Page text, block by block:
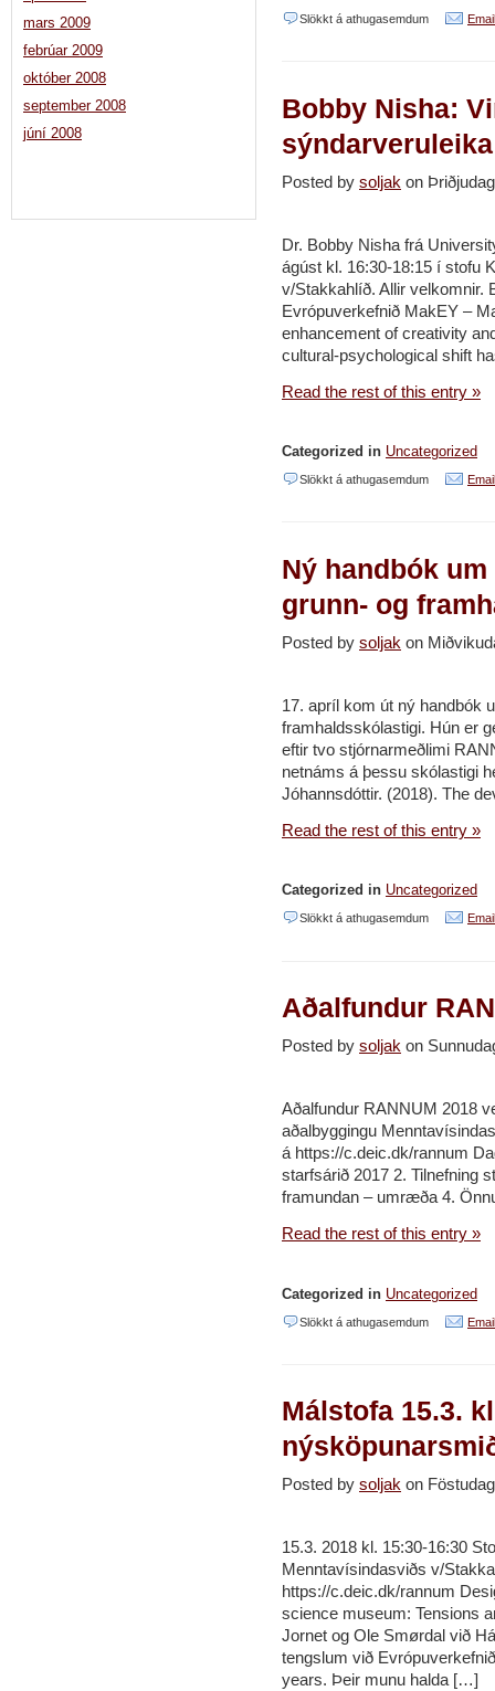
hugmyndir
um
hluthyggju
Slökkt á athugasemdumvið
af
málstofum
Bobby Nisha:
Posted by soljak on
Dr. Bobby Nisha frá
ágúst kl. 16:30-18:15 í stofu
v/Stakkahlíð. Allir velkomnir.
Evrópuverkefnið MakEY –
enhancement of creativity
cultural-psychological shift
Read the rest of this entry »
Categorized in Uncategorized
Slökkt á athugasemdumvið
Vinnustofa/
og
Ný handbók
grunn- og
Posted by soljak on
17. apríl kom út ný handbók
framhaldsskólastigi. Hún er
eftir tvo stjórnarmeðlimi
netnáms á þessu skólastigi
Jóhannsdóttir. (2018). The
Read the rest of this entry »
Categorized in Uncategorized
Slökkt á athugasemdumvið
um
á
grunn-
og
Aðalfundur
Posted by soljak on
Aðalfundur RANNUM 2018
aðalbyggingu
á https://c.deic.dk/rannum
starfsárið 2017 2. Tilnefning
framundan – umræða 4.
Read the rest of this entry »
Categorized in Uncategorized
Slökkt á athugasemdumvið
2018
Málstofa 15.3.
Posted by soljak on
15.3. 2018 kl. 15:30-16:30
Menntavísindasviðs v/
https://c.deic.dk/rannum
science museum: Tensions
Jornet og Ole Smørdal við
tengslum við
years. Þeir munu halda […]
mars 2009
febrúar 2009
október 2008
september 2008
júní 2008